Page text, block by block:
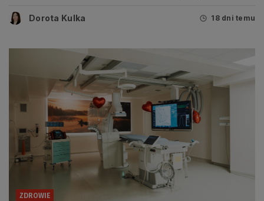
Dorota Kulka 18 dni temu
ZDROWIE